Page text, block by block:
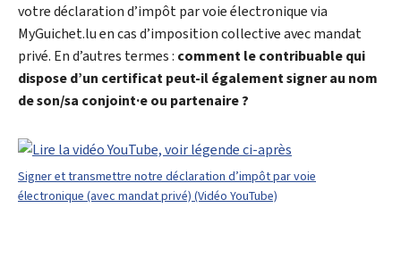
votre déclaration d’impôt par voie électronique via
MyGuichet.lu en cas d’imposition collective avec mandat
privé. En d’autres termes : comment le contribuable qui
dispose d’un certificat peut-il également signer au nom
de son/sa conjoint·e ou partenaire ?
Signer et transmettre notre déclaration d’impôt par voie
électronique (avec mandat privé) (Vidéo YouTube)